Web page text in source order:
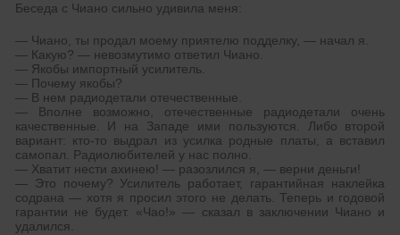
Беседа с Чиано сильно удивила меня:
— Чиано, ты продал моему приятелю подделку, — начал я.
— Какую? — невозмутимо ответил Чиано.
— Якобы импортный усилитель.
— Почему якобы?
— В нем радиодетали отечественные.
— Вполне возможно, отечественные радиодетали очень
качественные. И на Западе ими пользуются. Либо второй
вариант: кто-то выдрал из усилка родные платы, а вставил
самопал. Радиолюбителей у нас полно.
— Хватит нести ахинею! — разозлился я, — верни деньги!
— Это почему? Усилитель работает, гарантийная наклейка
содрана — хотя я просил этого не делать. Теперь и годовой
гарантии не будет. «Чао!» — сказал в заключении Чиано и
удалился.